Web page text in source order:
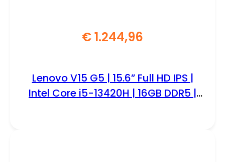
€1.244,96
Lenovo V15 G5 | 15.6” Full HD IPS |
Intel Core i5-13420H | 16GB DDR5 |